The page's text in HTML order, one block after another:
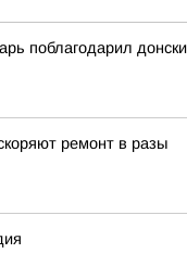
поблагодарил
ремонт в разы